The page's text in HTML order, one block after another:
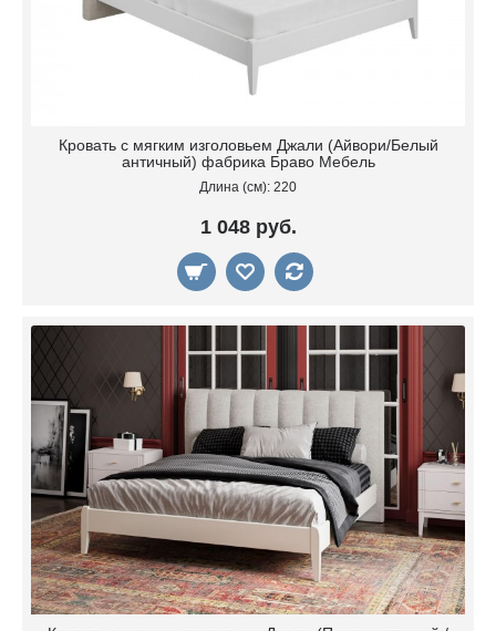
Кровать с мягким изголовьем Джали (Айвори/Белый
античный) фабрика Браво Мебель
Длина (см): 220
1 048 руб.